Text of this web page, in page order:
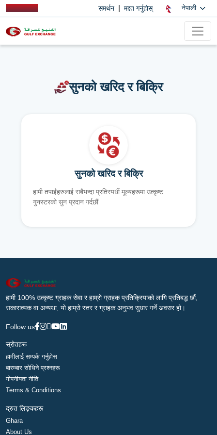
समर्थन मद्दत गर्नुहोस् नेपाली
सुनको खरिद र बिक्रि
सुनको खरिद र बिक्रि
हामी तपाईंहरुलाई सबैभन्दा प्रतिस्पर्धी मूल्यहरूमा उत्कृष्ट
गुनस्टरको सुन प्रदान गर्दछौं
हामी 100% उत्कृष्ट ग्राहक सेवा र हाम्रो ग्राहक प्रतिक्रियाको लागि प्रतिबद्ध छौं,
सकारात्मक वा अन्यथा, यो हाम्रो स्तर र ग्राहक अनुभव सुधार गर्ने अवसर हो।
Follow us
स्रोतहरू
हामीलाई सम्पर्क गर्नुहोस
बारम्बार सोधिने प्रश्नहरू
गोपनीयता नीति
Terms & Conditions
द्रुत लिङ्कहरू
Ghara
About Us